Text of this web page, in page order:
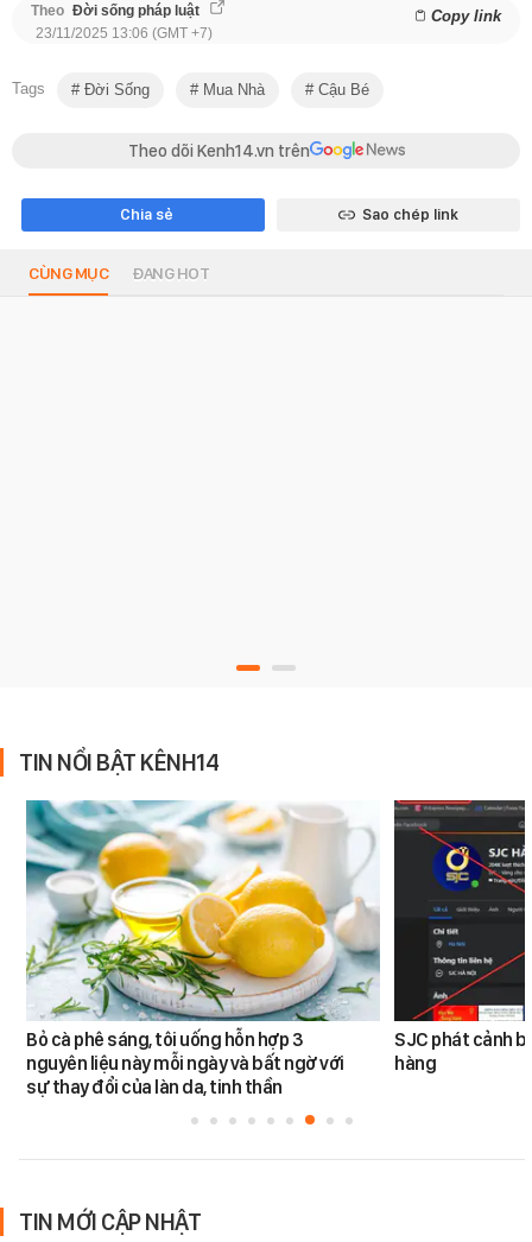
Theo Đời sống pháp luật Copy link
23/11/2025 13:06 (GMT +7)
Tags Đời Sống Mua Nhà Cậu Bé
Theo dõi Kenh14.vn trên
Chia sẻ Sao chép link
CÙNG MỤC ĐANG HOT
TIN NỔI BẬT KÊNH14
Bỏ cà phê sáng, tôi uống hỗn hợp 3
nguyên liệu này mỗi ngày và bất ngờ với
sự thay đổi của làn da, tinh thần
SJC phát cảnh
hàng
TIN MỚI CẬP NHẬT